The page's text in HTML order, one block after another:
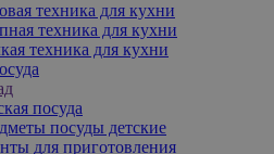
техника для кухни
техника для кухни
техника для кухни
посуда
посуды детские
для приготовления